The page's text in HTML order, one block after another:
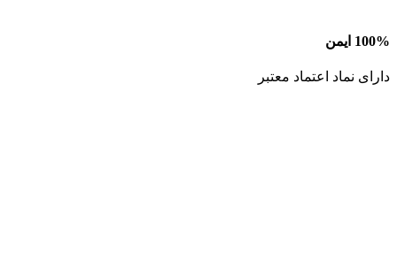
100% ایمن
دارای نماد اعتماد معتبر